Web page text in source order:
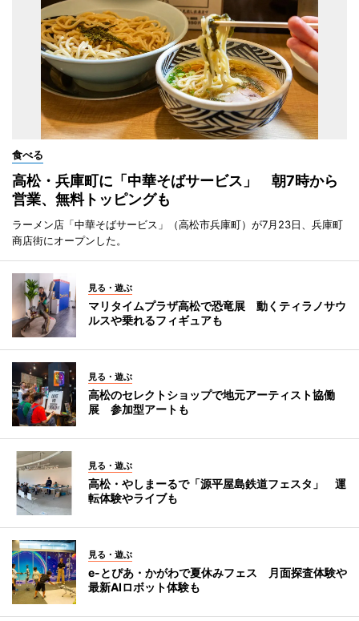
食べる
高松・兵庫町に「中華そばサービス」 朝7時から
営業、無料トッピングも
ラーメン店「中華そばサービス」（高松市兵庫町）が7月23日、兵庫町
商店街にオープンした。
見る・遊ぶ
マリタイムプラザ高松で恐竜展 動くティラノサウ
ルスや乗れるフィギュアも
見る・遊ぶ
高松のセレクトショップで地元アーティスト協働
展 参加型アートも
見る・遊ぶ
高松・やしまーるで「源平屋島鉄道フェスタ」 運
転体験やライブも
見る・遊ぶ
e-とぴあ・かがわで夏休みフェス 月面探査体験や
最新AIロボット体験も